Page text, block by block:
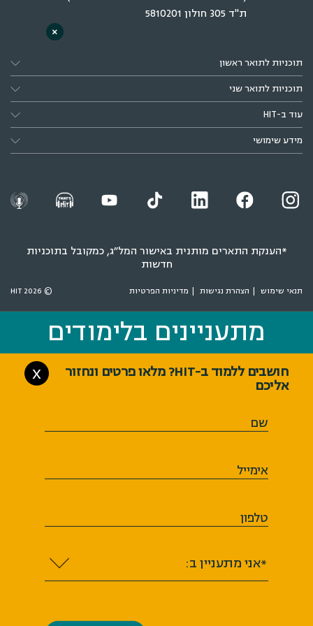
HIT מכון טכנולוגי חולון משתמש בעוגיות
ת"ד 305 חולון 5810201
תוכניות לתואר ראשון
תוכניות לתואר שני
עוד ב-HIT
מידע שימושי
*הענקת התארים מותנית באישור המל״ג, כמקובל בתוכניות
חדשות
תנאי שימוש הצהרת נגישות מדיניות הפרטיות © 2026 HIT
מתעניינים בלימודים
חושבים ללמוד ב-HIT? מלאו פרטים ונחזור
אליכם
X
שם
אימייל
טלפון
*אני מתעניין ב:
מתעניינים בלימודים
×